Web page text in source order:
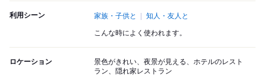
利用シーン 家族・子供と 知人・友人と
こんな時によく使われます。
ロケーション
景色がきれい、夜景が見える、ホテルのレスト
ラン、隠れ家レストラン